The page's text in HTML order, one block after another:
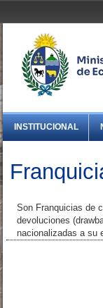
INSTITUCIONAL
Son Franquicias de
devoluciones
nacionalizadas a su